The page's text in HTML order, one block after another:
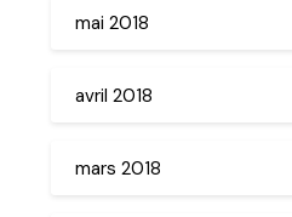
mai 2018
avril 2018
mars 2018